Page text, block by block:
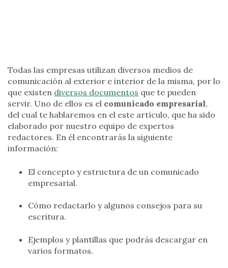
Todas las empresas utilizan diversos medios de
comunicación al exterior e interior de la misma, por lo
que existen diversos documentos que te pueden
servir. Uno de ellos es el comunicado empresarial,
del cual te hablaremos en el este artículo, que ha sido
elaborado por nuestro equipo de expertos
redactores. En él encontrarás la siguiente
información:
El concepto y estructura de un comunicado
empresarial.
Cómo redactarlo y algunos consejos para su
escritura.
Ejemplos y plantillas que podrás descargar en
varios formatos.